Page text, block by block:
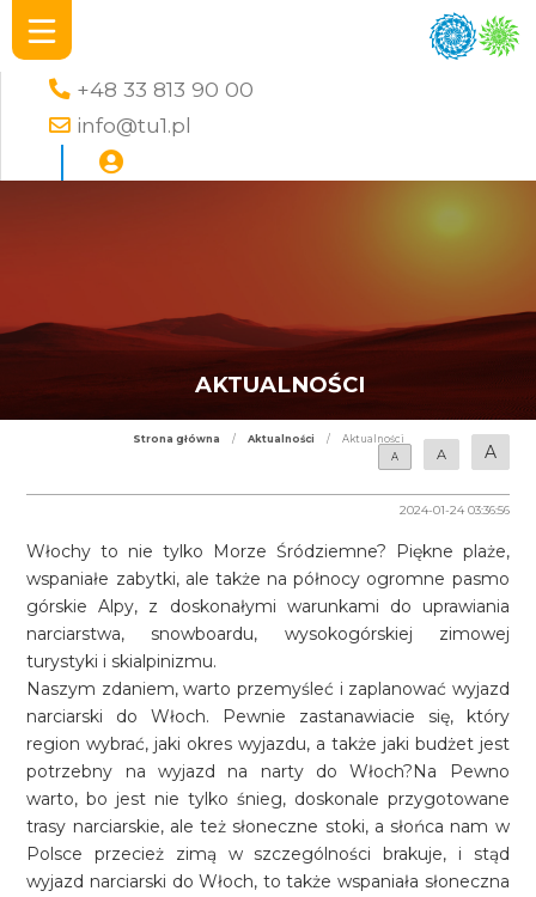
+48 33 813 90 00
info@tu1.pl
AKTUALNOŚCI
Strona główna / Aktualności /
Aktualności
A
A A
2024-01-24 03:36:56
Włochy to nie tylko Morze Śródziemne? Piękne plaże,
wspaniałe zabytki, ale także na północy ogromne pasmo
górskie Alpy, z doskonałymi warunkami do uprawiania
narciarstwa, snowboardu, wysokogórskiej zimowej
turystyki i skialpinizmu.
Naszym zdaniem, warto przemyśleć i zaplanować wyjazd
narciarski do Włoch. Pewnie zastanawiacie się, który
region wybrać, jaki okres wyjazdu, a także jaki budżet jest
potrzebny na wyjazd na narty do Włoch?Na Pewno
warto, bo jest nie tylko śnieg, doskonale przygotowane
trasy narciarskie, ale też słoneczne stoki, a słońca nam w
Polsce przecież zimą w szczególności brakuje, i stąd
wyjazd narciarski do Włoch, to także wspaniała słoneczna